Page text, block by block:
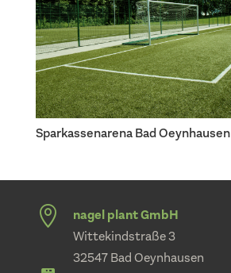
Sparkassenarena Bad Oeynhausen

nagel plant GmbH
Wittekindstraße 3
32547 Bad Oeynhausen